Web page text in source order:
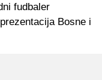
fudbaler
Bosne i